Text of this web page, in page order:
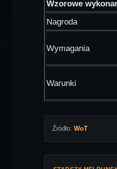
Wzorowe
Nagroda
Wymagania
Warunki
Źródło: WoT